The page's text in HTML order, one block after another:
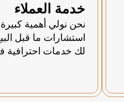
خدمة العملاء
نحن نولي أهمية
استشارات ما قبل
لك خدمات